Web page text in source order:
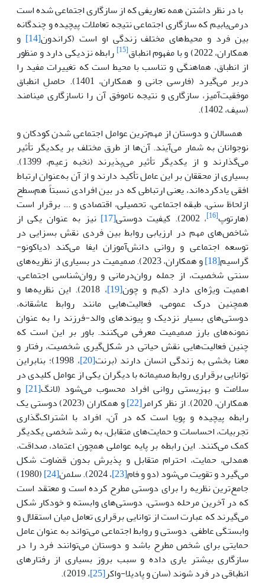
با در نظر داشتن همه تعاریفی که از سازگاری اجتماعی شده است
درمی‌یابیم که سازگاری اجتماعی نتیجه تعاملات پیچیده و چندگانه
بین فرد و محیط‌های مختلف زندگی او است (کراندون[14]
و
همکاران، 2022) و با مفهوم انطباق
[15]
رابطه نزدیکی دارد و منظور
از انطباق، هماهنگی و تناسب با محیط است که تغییرات مفید را
دربر می‌گیرد (فارسی جانی و همکاران، 1401). حاصلِ انطباق
موفقیت‌آمیز، سازگاری و نتیجه ناموفق آن را ناسازگاری می‏نامند
(س‍ی‍ف، 1402).
همسالان و دوستان از مهم‌ترین عوامل اجتماعی شدن کودکان و
نوجوانان به شمار می‌آیند. آن‌ها از طرق مختلف بر یکدیگر تأثیر
می‌گذارند و از یکدیگر تأثیر می‌پذیرند (نخبه زعیم، 1399).
بسیاری از محققان بر این عامل تأکید دارند و از آن به‌عنوان ارتباط
افقی یادکرده‌اند، یعنی ارتباطی که در بین افرادی نسبتاً هم‌سطح
ازلحاظ سنی، طبقه اجتماعی، تحصیلی، اقتصادی و ... برقرار است
(هارتوپ[16] ، 2002). کیفیت دوستی [17]
نیز به عنوان یکی از
شاخص‌های مهم در ارزیابی روابط بین فردی نقش بسزایی در
توسعه اجتماعی و روانی دانش‌آموزان ایفا می‌کند (دیاکونو-
گراسیم[18]
و همکاران، 2023). صمیمیت در بسیاری از نظریه‌های
سنتی شخصیت، از جمله روان‌درمانی و روان‌شناسی اجتماعی،
اهمیت ویژه‌ای دارد (کیم و چون[19]
، 2018). این نظریه‌ها و
همچنین درک عمومی، فعالیت‌هایی مانند روابط عاشقانه،
دوستی‌های بسیار نزدیک و پیوندهای والد-فرزند را به ‌عنوان
نمونه‌های بارز صمیمیت معرفی می‌کنند. باور بر این است که
چنین فعالیت‌هایی نقش حیاتی در شکل‌گیری شخصیت، رفتار و
معنا بخشی به زندگی انسان دارند (برنت[20]
، 1998)؛ بنابراین
توانایی برقراری روابط صمیمانه با دیگران یکی از عوامل کلیدی در
سلامت و بهزیستی روانی افراد محسوب می‌شود (لانگ[21]
و
همکاران، 2020). از نظر کرامر
[22]
و همکاران (2023) دوستی یک
رابطه پیچیده و پویا است که در آن، افراد با اشتراک‌گذاری
تجربیات، احساسات و حمایت‌های متقابل، به رشد شخصی یکدیگر
کمک می‌کنند. این رابطه بر پایه عواملی همچون اعتماد، صداقت،
همدلی، حمایت، احترام متقابل و پذیرش بدون قضاوت شکل
می‌گیرد و تقویت می‌شود (دو و فام[23] ، 2024). سلمن [24]
(1980)
جامع‌ترین نظریه را برای دوستی مطرح کرده است و معتقد است
که در آخرین مرحله دوستی، دوستی‌های وابسته و خودکار شکل
می‌گیرند که عبارت است از توانایی برقراری تعامل میان استقلال و
وابستگی عاطفی. دوستی و روابط اجتماعی می‌تواند به عنوان عامل
حمایتی برای شخص مطرح باشد و دوستان می‌توانند فرد را در
سازگاری بیشتر یاری داده و سبب بروز بسیاری از رفتارهای
انطباقی در فرد شوند (سان و پادیلا-واکر[25]
، 2019).